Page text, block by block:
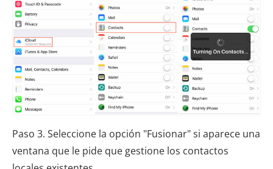
Paso 3. Seleccione la opción "Fusionar" si aparece una
ventana que le pide que gestione los contactos